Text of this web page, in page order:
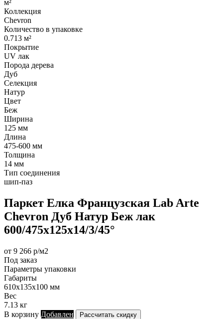
м²
Коллекция
Chevron
Количество в упаковке
0.713 м²
Покрытие
UV лак
Порода дерева
Дуб
Селекция
Натур
Цвет
Беж
Ширина
125 мм
Длина
475-600 мм
Толщина
14 мм
Тип соединения
шип-паз
Паркет Елка Французская Lab Arte
Chevron Дуб Натур Беж лак
600/475х125х14/3/45°
от 9 266 р/м2
Под заказ
Параметры упаковки
Габариты
610х135х100 мм
Вес
7.13 кг
В корзину Добавлен Рассчитать скидку